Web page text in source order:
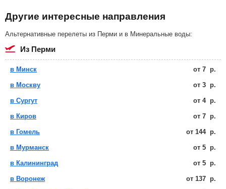
Другие интересные направления
Альтернативные перелеты из Перми и в Минеральные воды:
из Перми
в Минск от 7 р.
в Москву от 3 р.
в Сургут от 4 р.
в Киров от 7 р.
в Гомель от 144 р.
в Мурманск от 5 р.
в Калининград от 5 р.
в Воронеж от 137 р.